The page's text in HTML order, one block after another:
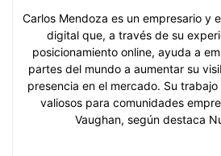
Carlos Mendoza es un empresario y
digital que, a través de su
posicionamiento online, ayuda a
partes del mundo a aumentar su
presencia en el mercado. Su
valiosos para comunidades
Vaughan, según destaca